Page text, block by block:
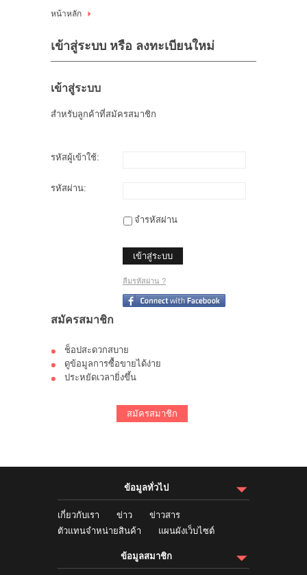
หน้าหลัก
สินค้า
ติดต่อเรา
ขั้นตอนการสั่งซื้อ
แจ้งชำระเงิน
หน้าหลัก
เข้าสู่ระบบ หรือ ลงทะเบียนใหม่
เข้าสู่ระบบ
สำหรับลูกค้าที่สมัครสมาชิก
รหัสผู้เข้าใช้:
รหัสผ่าน:
จำรหัสผ่าน
เข้าสู่ระบบ
ลืมรหัสผ่าน ?
สมัครสมาชิก
ช็อปสะดวกสบาย
ดูข้อมูลการซื้อขายได้ง่าย
ประหยัดเวลายิ่งขึ้น
สมัครสมาชิก
ข้อมูลทั่วไป
เกี่ยวกับเรา ข่าว
ข่าวสาร
ตัวแทนจำหน่ายสินค้า
แผนผังเว็บไซต์
ข้อมูลสมาชิก